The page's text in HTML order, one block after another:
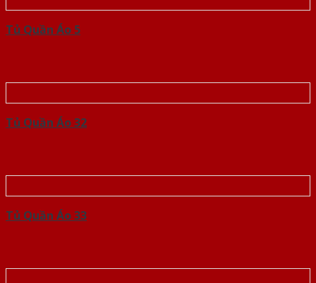
Tủ Quần Áo 5
Tủ Quần Áo 32
Tủ Quần Áo 33